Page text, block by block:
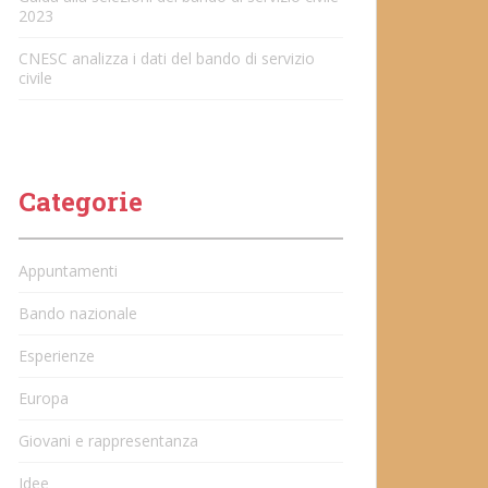
2023
CNESC analizza i dati del bando di servizio
civile
Categorie
Appuntamenti
Bando nazionale
Esperienze
Europa
Giovani e rappresentanza
Idee